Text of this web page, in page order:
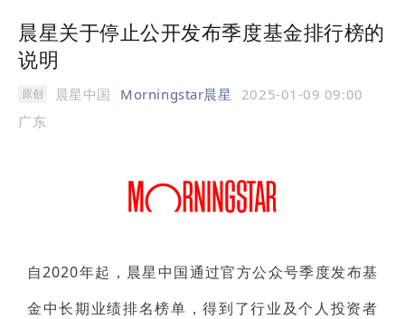
晨星关于停止公开发布季度基金排行榜的
说明
原创 晨星中国 Morningstar晨星
2025-01-09 09:00
广东
自2020年起，晨星中国通过官方公众号季度发布基
金中长期业绩排名榜单，得到了行业及个人投资者